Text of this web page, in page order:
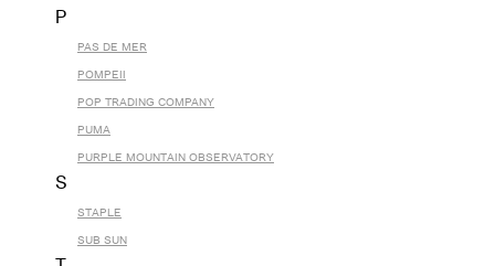
P
PAS DE MER
POMPEII
POP TRADING COMPANY
PUMA
PURPLE MOUNTAIN OBSERVATORY
S
STAPLE
SUB SUN